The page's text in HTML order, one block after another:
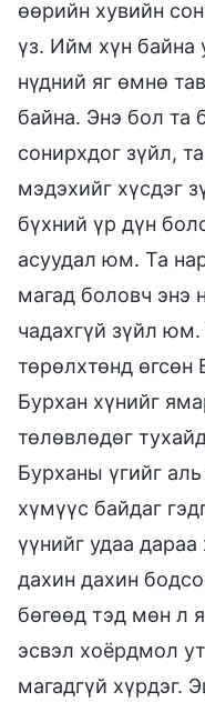
өөрийн хувийн
үз. Ийм хүн байна
нүдний яг өмнө
байна. Энэ бол та
сонирхдог зүйл,
мэдэхийг хүсдэг
бүхний үр дүн
асуудал юм. Та
магад боловч энэ
чадахгүй зүйл юм.
төрөлхтөнд
Бурхан хүнийг
төлөвлөдөг
Бурханы үгийг
хүмүүс байдаг
үүнийг удаа
дахин дахин
бөгөөд тэд мөн л
эсвэл хоёрдмол
магадгүй хүрдэг.